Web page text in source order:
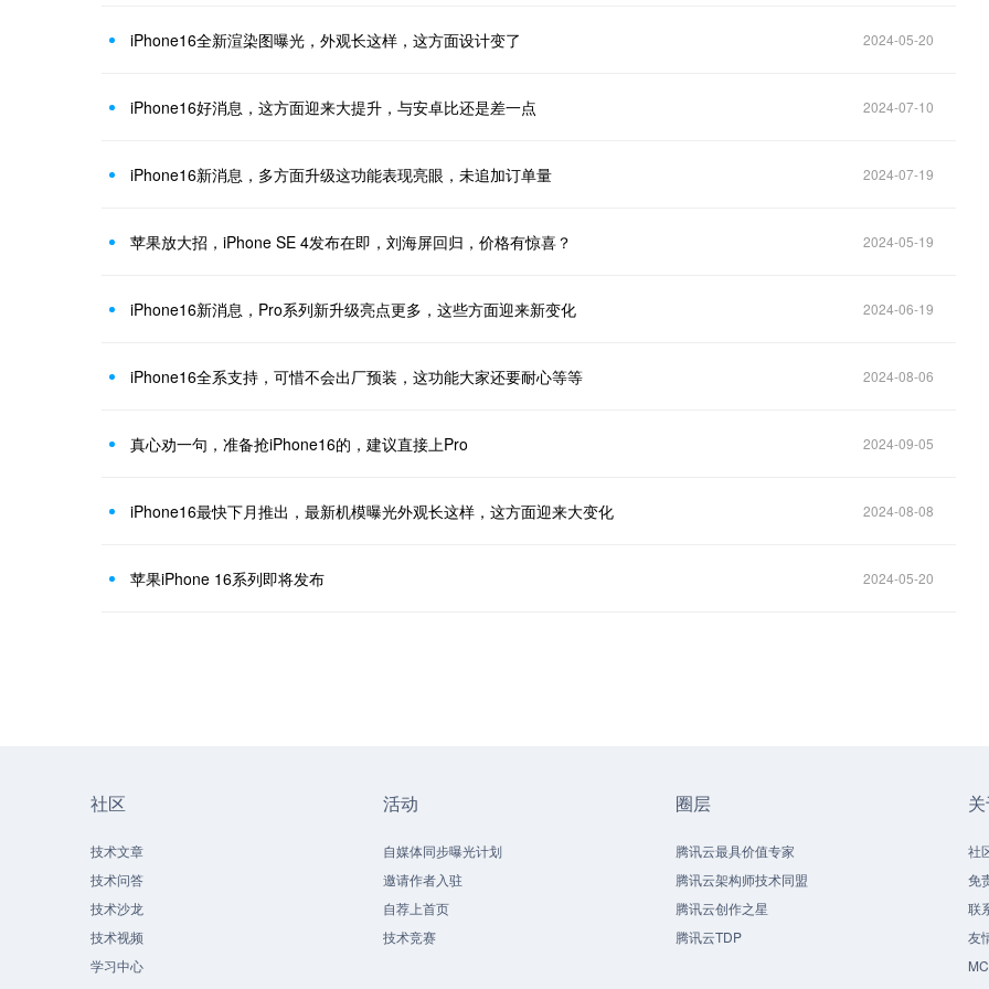
iPhone16全新渲染图曝光，外观长这样，这方面设计变了 2024-05-20
iPhone16好消息，这方面迎来大提升，与安卓比还是差一点 2024-07-10
iPhone16新消息，多方面升级这功能表现亮眼，未追加订单量 2024-07-19
苹果放大招，iPhone SE 4发布在即，刘海屏回归，价格有惊喜？ 2024-05-19
iPhone16新消息，Pro系列新升级亮点更多，这些方面迎来新变化 2024-06-19
iPhone16全系支持，可惜不会出厂预装，这功能大家还要耐心等等 2024-08-06
真心劝一句，准备抢iPhone16的，建议直接上Pro 2024-09-05
iPhone16最快下月推出，最新机模曝光外观长这样，这方面迎来大变化 2024-08-08
苹果iPhone 16系列即将发布 2024-05-20
社区
技术文章
技术问答
技术沙龙
技术视频
学习中心
活动
自媒体同步曝光计划
邀请作者入驻
自荐上首页
技术竞赛
圈层
腾讯云最具价值专家
腾讯云架构师技术同盟
腾讯云创作之星
腾讯云TDP
社
免
联
友